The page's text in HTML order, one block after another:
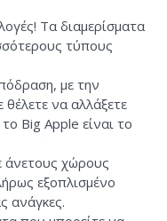
Τα διαμερίσματα
τύπους
με την
θέλετε να αλλάξετε
Big Apple είναι το
άνετους χώρους
εξοπλισμένο
ανάγκες.